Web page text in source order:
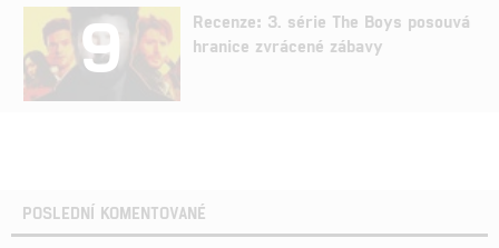
9
Recenze: 3. série The Boys posouvá
hranice zvrácené zábavy
POSLEDNÍ KOMENTOVANÉ